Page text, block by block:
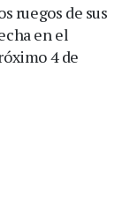
ruegos de sus
en el
4 de